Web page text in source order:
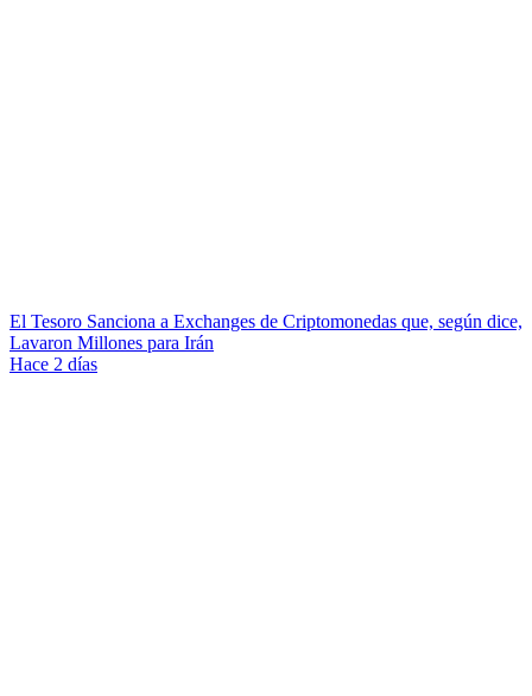
El Tesoro Sanciona a Exchanges de Criptomonedas que, según dice,
Lavaron Millones para Irán
Hace 2 días